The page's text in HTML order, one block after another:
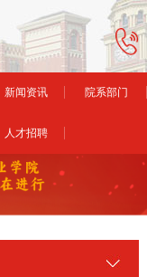
新闻资讯 院系部门
人才招聘